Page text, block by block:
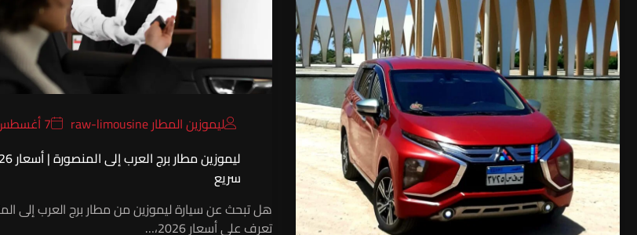
ليموزين المطار raw-limousine
7 أغسطس، 2026
سريع
هل تبحث عن سيارة ليموزين من مطار برج العرب إلى
تعرف على أسعار 2026،…